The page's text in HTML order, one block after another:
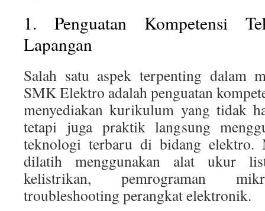
1. Penguatan Kompetensi
Lapangan
Salah satu aspek terpenting dalam
SMK Elektro adalah penguatan
menyediakan kurikulum yang tidak
tetapi juga praktik langsung
teknologi terbaru di bidang elektro.
dilatih menggunakan alat ukur
kelistrikan, pemrograman
troubleshooting perangkat elektronik.